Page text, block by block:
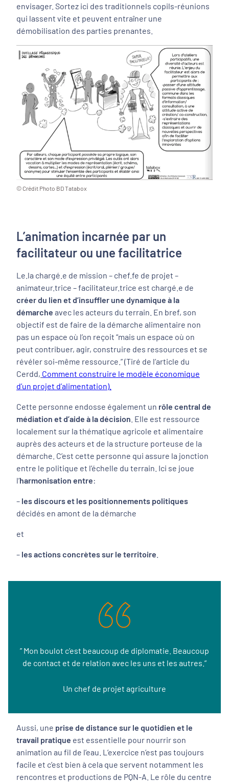
envisager. Sortez ici des traditionnels copils-réunions
qui lassent vite et peuvent entraîner une
démobilisation des parties prenantes.
© Crédit Photo BD Tatabox
L’animation incarnée par un
facilitateur ou une facilitatrice
Le.la chargé.e de mission – chef.fe de projet –
animateur.trice – facilitateur.trice est chargé.e de
créer du lien et d’insuffler une dynamique à la
démarche avec les acteurs du terrain. En bref, son
objectif est de faire de la démarche alimentaire non
pas un espace où l’on reçoit “mais un espace où on
peut contribuer, agir, construire des ressources et se
révéler soi-même ressource.” (Tiré de l’article du
Cerdd, Comment construire le modèle économique
d’un projet d’alimentation).
Cette personne endosse également un rôle central de
médiation et d’aide à la décision . Elle est ressource
localement sur la thématique agricole et alimentaire
auprès des acteurs et de la structure porteuse de la
démarche. C’est cette personne qui assure la jonction
entre le politique et l’échelle du terrain. Ici se joue
l’harmonisation entre:
– les discours et les positionnements politiques
décidés en amont de la démarche
et
– les actions concrètes sur le territoire
” Mon boulot c’est beaucoup de diplomatie. Beaucoup
de contact et de relation avec les uns et les autres.”
Un chef de projet agriculture
Aussi, une prise de distance sur le quotidien et le
travail pratique est essentielle pour nourrir son
animation au fil de l’eau. L’exercice n’est pas toujours
facile et c’est bien à cela que servent notamment les
rencontres et productions de PQN-A. Le rôle du centre